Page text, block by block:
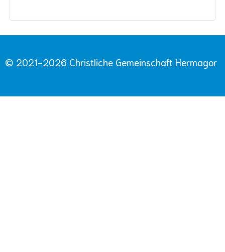
© 2021-2026 Christliche Gemeinschaft Hermagor